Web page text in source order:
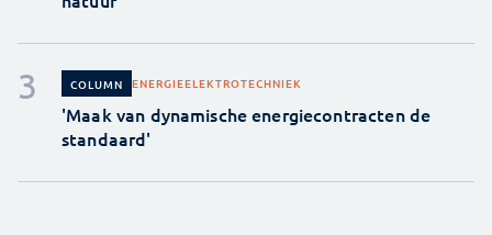
COLUMN ENERGIEELEKTROTECHNIEK
'Maak van dynamische energiecontracten de
standaard'